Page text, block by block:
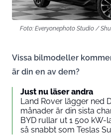
Foto: Everyonephoto Studio /
Vissa bilmodeller
är din en av dem?
Just nu läser andra
Land Rover lägger ned
månader är din sista
BYD rullar ut 1 500 kW-
så snabbt som Teslas